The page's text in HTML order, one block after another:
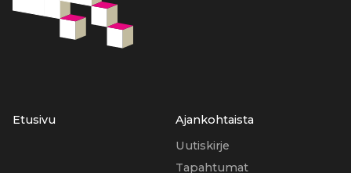
Etusivu
Ajankohtaista
Uutiskirje
Tapahtumat